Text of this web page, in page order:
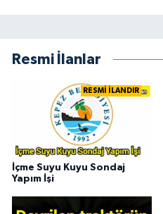
Resmi İlanlar
RESMİ İLANDIR
İçme Suyu Kuyu Sondaj
Yapım İşi